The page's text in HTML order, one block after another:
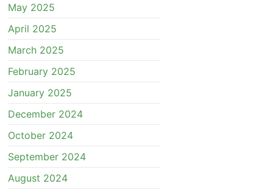
May 2025
April 2025
March 2025
February 2025
January 2025
December 2024
October 2024
September 2024
August 2024